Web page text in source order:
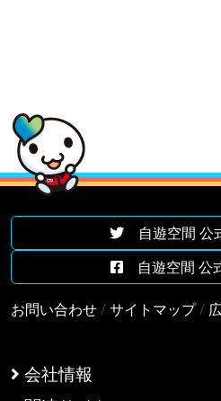
会社情報
自遊空間 公
自遊空間 公
お問い合わせ/サイトマップ/